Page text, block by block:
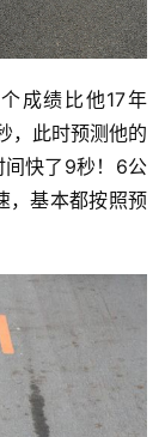
成绩比他17年
，此时预测他的
间快了9秒！6公
，基本都按照预